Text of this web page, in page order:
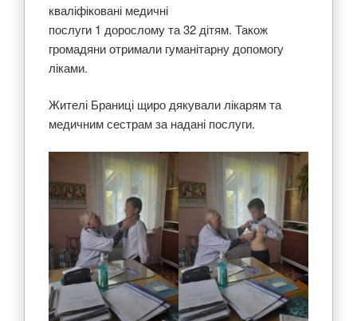
кваліфіковані медичні
послуги 1 дорослому та 32 дітям. Також
громадяни отримали гуманітарну допомогу
ліками.
Жителі Браниці щиро дякували лікарям та
медичним сестрам за надані послуги.